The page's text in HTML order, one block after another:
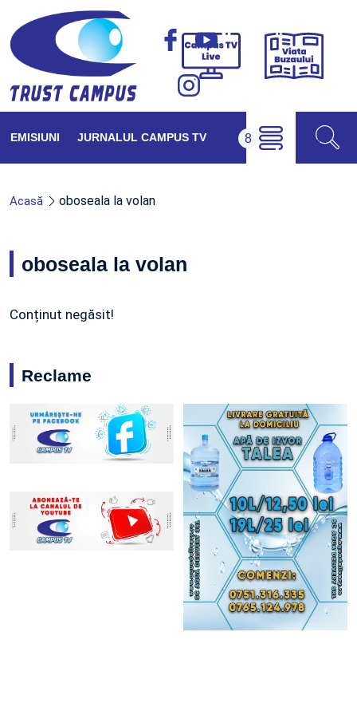
Campus
Viața
EMISIUNI JURNALUL CAMPUS TV
Acasă oboseala la volan
oboseala la volan
Conținut negăsit!
Reclame